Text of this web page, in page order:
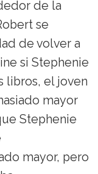
de la
se
de volver a
si Stephenie
libros, el joven
mayor
Stephenie
mayor, pero